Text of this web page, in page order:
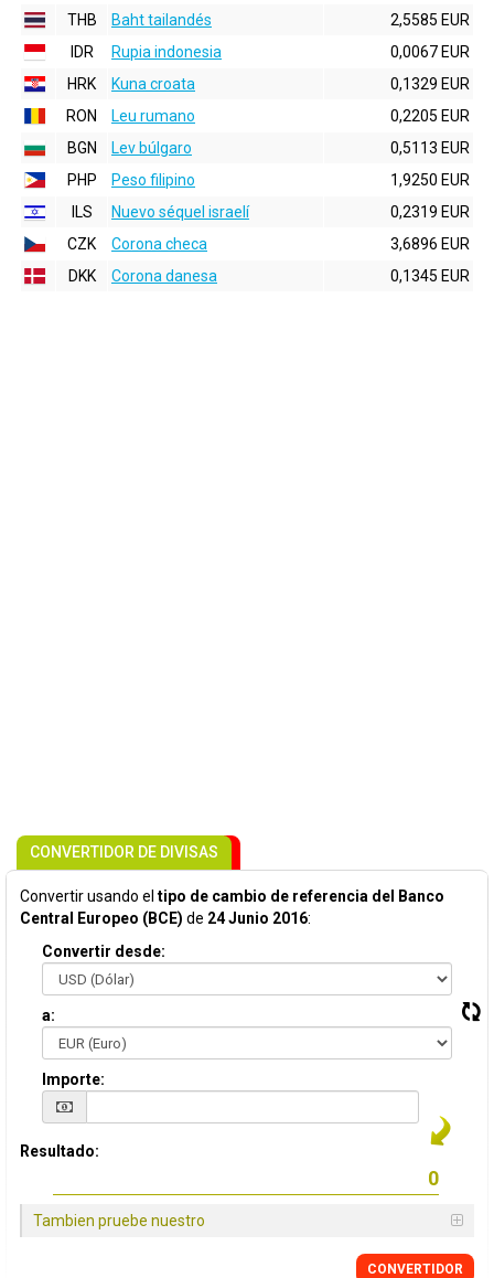
THB
Baht tailandés
2,5585 EUR
IDR
Rupia indonesia
0,0067 EUR
HRK
Kuna croata
0,1329 EUR
RON
Leu rumano
0,2205 EUR
BGN
Lev búlgaro
0,5113 EUR
PHP
Peso filipino
1,9250 EUR
ILS
Nuevo séquel israelí
0,2319 EUR
CZK
Corona checa
3,6896 EUR
DKK
Corona danesa 0,1345 EUR
CONVERTIDOR DE DIVISAS
Convertir usando el tipo de cambio de referencia del Banco
Central Europeo (BCE) de 24 Junio 2016:
Convertir desde:
a:
Importe:
Resultado:
Tambien pruebe nuestro
CONVERTIDOR